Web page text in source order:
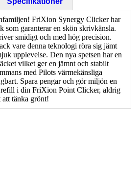
FriXion Synergy Clicker har
som garanterar en skön skrivkänsla.
smidigt och med hög precision.
vare denna teknologi röra sig jämt
upplevelse. Den nya spetsen har en
vilket ger en jämnt och stabilt
med Pilots värmekänsliga
Spara pengar och gör miljön en
refill i din FriXion Point Clicker, aldrig
att tänka grönt!